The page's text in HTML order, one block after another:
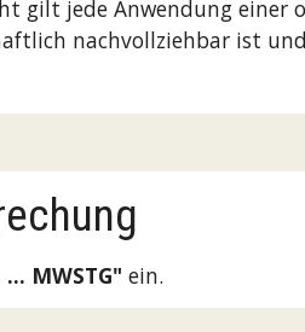
gilt jede Anwendung
nachvollziehbar ist
MWSTG" ein.